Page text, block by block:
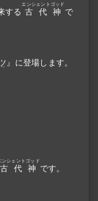
する 古代神
エンシェントゴッド
で
』に登場します。
古代神
ンシェントゴッド
です。